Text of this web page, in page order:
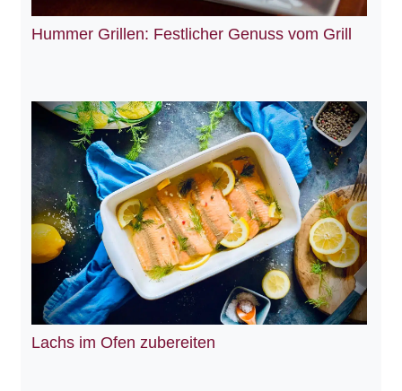
Hummer Grillen: Festlicher Genuss vom Grill
Lachs im Ofen zubereiten